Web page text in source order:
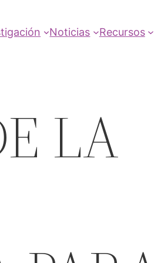
Noticias Recursos
LA